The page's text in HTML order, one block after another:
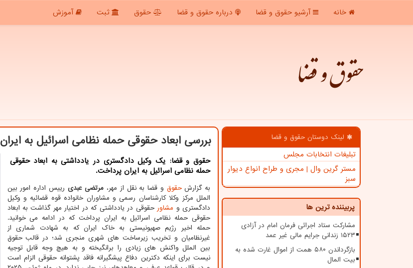
خانه آرشیو حقوق و قضا درباره حقوق و قضا حقوق ثبت آموزش
حقوق و قضا
لینک دوستان حقوق و قضا
تبلیغات انتخابات مجلس
مستر گرین وال | مجری و طراح انواع دیوار
سبز
پربیننده ترین ها
مشارکت ستاد اجرائی فرمان امام در آزادی
۱۵۲۳ زندانی جرایم مالی غیر عمد
بازگرداندن ۵۸۰ همت از اموال غارت شده به
بیت المال
بررسی ابعاد حقوقی حمله نظامی اسرائیل به ایران
حقوق و قضا: یک وکیل دادگستری در یادداشتی به ابعاد حقوقی
حمله نظامی اسرائیل به ایران پرداخت.
به گزارشحقوق و قضا به نقل از مهر، مرتضی عبدی رییس اداره امور بین
الملل مرکز وکلا کارشناسان رسمی و مشاوران خانواده قوه قضائیه و وکیل
دادگستری و مشاور حقوقی در یادداشتی که در اختیار مهر گذاشت به ابعاد
حقوقی حمله نظامی اسرائیل به ایران پرداخت که در ادامه می خوانید.
حمله اخیر رژیم صهیونیستی به خاک ایران که به شهادت شماری از
غیرنظامیان و تخریب زیرساخت های شهری منجری شد؛ در قالب حقوق
بین الملل واکنش های زیادی را برانگیخته و به هیچ وجه قابل توجیه
نیست برای اینکه دکترین دفاع پیشگیرانه فاقد پشتوانه حقوقی الزام است